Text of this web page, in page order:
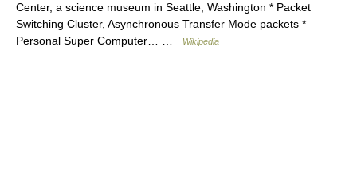
Center, a science museum in Seattle, Washington * Packet
Switching Cluster, Asynchronous Transfer Mode packets *
Personal Super Computer… …
Wikipedia